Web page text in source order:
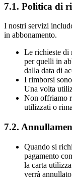
7.1. Politica di
I nostri servizi
in abbonamento.
Le richieste di
per quelli in
dalla data di
I rimborsi
Una volta
Non offriamo
utilizzati o
7.2.
Quando si
pagamento
la carta
verrà